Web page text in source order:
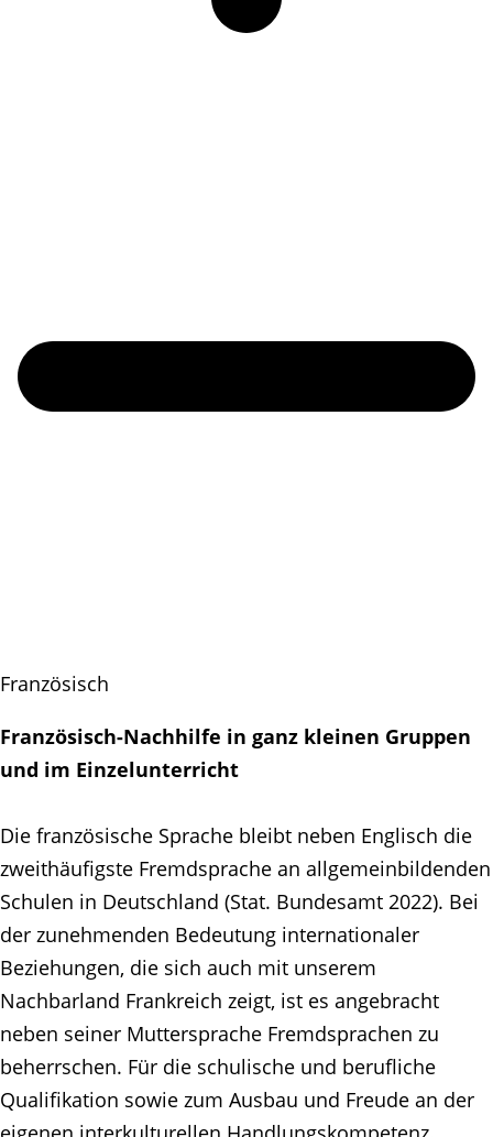
Französisch
Französisch-Nachhilfe in ganz kleinen Gruppen
und im Einzelunterricht
Die französische Sprache bleibt neben Englisch die
zweithäufigste Fremdsprache an allgemeinbildenden
Schulen in Deutschland (Stat. Bundesamt 2022). Bei
der zunehmenden Bedeutung internationaler
Beziehungen, die sich auch mit unserem
Nachbarland Frankreich zeigt, ist es angebracht
neben seiner Muttersprache Fremdsprachen zu
beherrschen. Für die schulische und berufliche
Qualifikation sowie zum Ausbau und Freude an der